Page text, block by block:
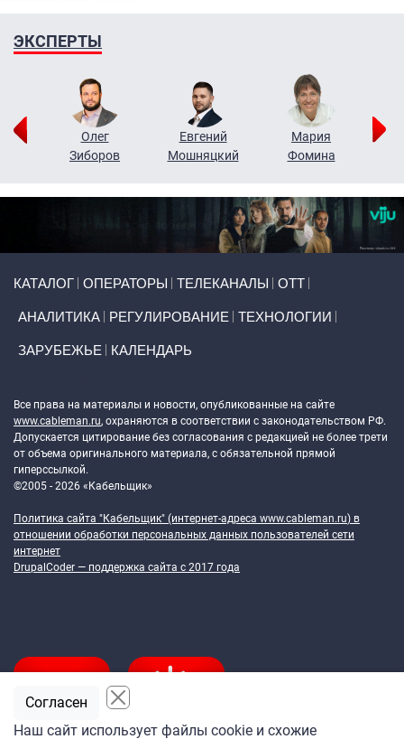
ЭКСПЕРТЫ
Олег
Зиборов
Евгений
Мошняцкий
Мария
Фомина
КАТАЛОГ ОПЕРАТОРЫ ТЕЛЕКАНАЛЫ ОТТ
АНАЛИТИКА РЕГУЛИРОВАНИЕ ТЕХНОЛОГИИ
ЗАРУБЕЖЬЕ КАЛЕНДАРЬ
Все права на материалы и новости, опубликованные на сайте
www.cableman.ru, охраняются в соответствии с законодательством РФ.
Допускается цитирование без согласования с редакцией не более трети
от объема оригинального материала, с обязательной прямой
гиперссылкой.
©2005 - 2026 «Кабельщик»
Политика сайта "Кабельщик" (интернет-адреса www.cableman.ru) в
отношении обработки персональных данных пользователей сети
интернет
DrupalCoder — поддержка сайта c 2017 года
Наш сайт использует файлы cookie и схожие
Согласен